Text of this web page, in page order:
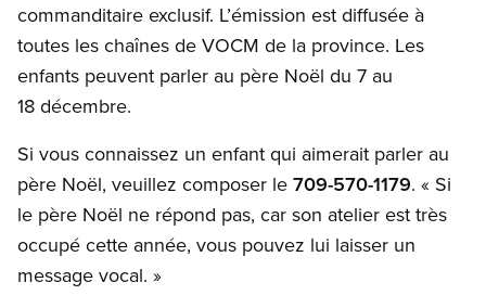
commanditaire exclusif. L’émission est diffusée à
toutes les chaînes de VOCM de la province. Les
enfants peuvent parler au père Noël du 7 au
18 décembre.
Si vous connaissez un enfant qui aimerait parler au
père Noël, veuillez composer le 709-570-1179. « Si
le père Noël ne répond pas, car son atelier est très
occupé cette année, vous pouvez lui laisser un
message vocal. »